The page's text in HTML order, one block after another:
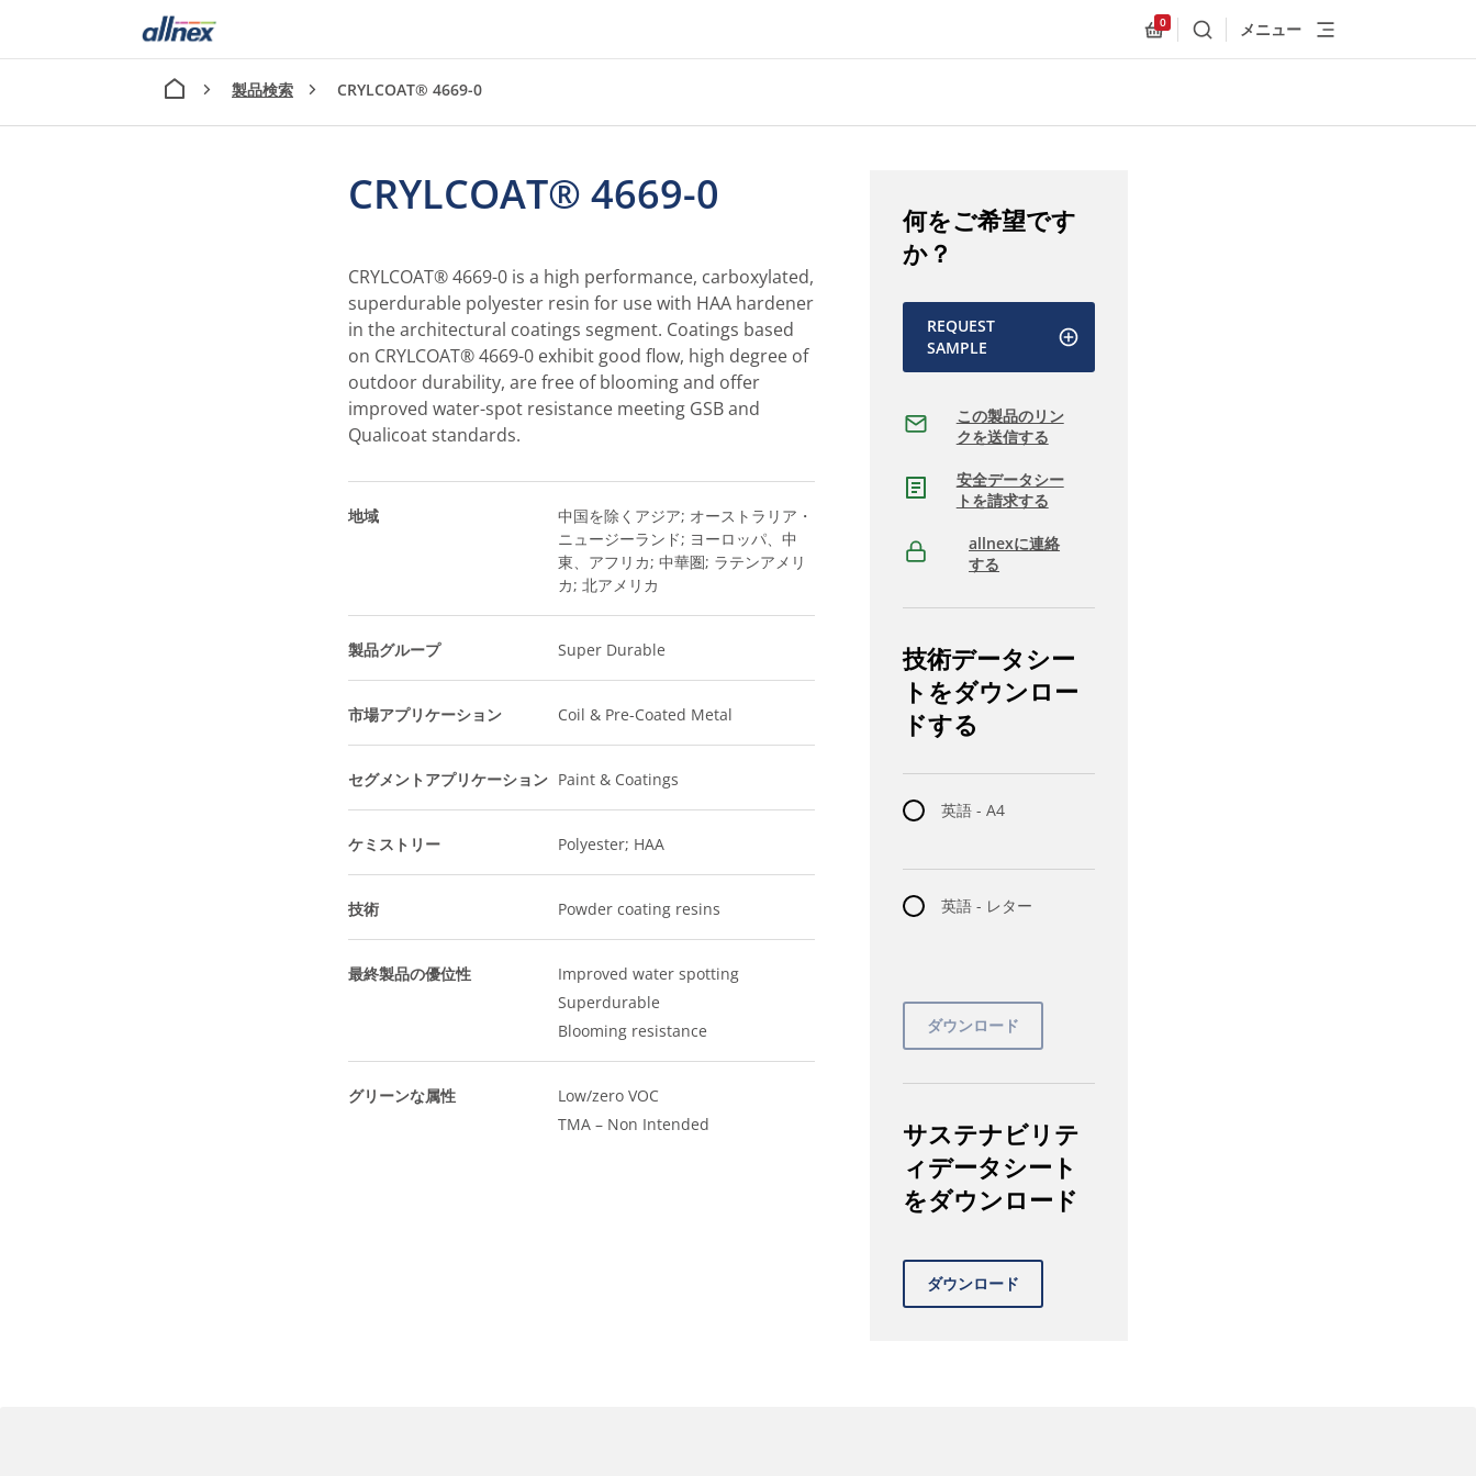
Allnex.GeneralResources.Cart
0
検索 メニュー
製品検索 CRYLCOAT® 4669-0
CRYLCOAT® 4669-0
CRYLCOAT® 4669-0 is a high performance, carboxylated,
superdurable polyester resin for use with HAA hardener
in the architectural coatings segment. Coatings based
on CRYLCOAT® 4669-0 exhibit good flow, high degree of
outdoor durability, are free of blooming and offer
improved water-spot resistance meeting GSB and
Qualicoat standards.
地域
中国を除くアジア; オーストラリア・
ニュージーランド; ヨーロッパ、中
東、アフリカ; 中華圏; ラテンアメリ
カ; 北アメリカ
製品グループ Super Durable
市場アプリケーション Coil & Pre-Coated Metal
セグメントアプリケーション Paint & Coatings
ケミストリー Polyester; HAA
技術 Powder coating resins
最終製品の優位性
Improved water spotting
Superdurable
Blooming resistance
グリーンな属性
Low/zero VOC
TMA – Non Intended
何をご希望です
か？
REQUEST
SAMPLE
この製品のリン
クを送信する
安全データシー
トを請求する
allnexに連絡
する
技術データシー
トをダウンロー
ドする
英語 - A4
英語 - レター
サステナビリテ
ィデータシート
をダウンロード